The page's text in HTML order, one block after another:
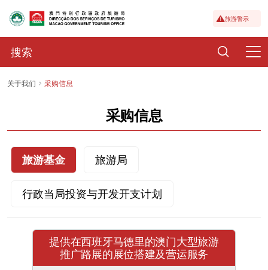
旅游警示
关于我们 采购信息
采购信息
旅游基金 旅游局
行政当局投资与开发开支计划
提供在西班牙马德里的澳门大型旅游
推广路展的展位搭建及营运服务